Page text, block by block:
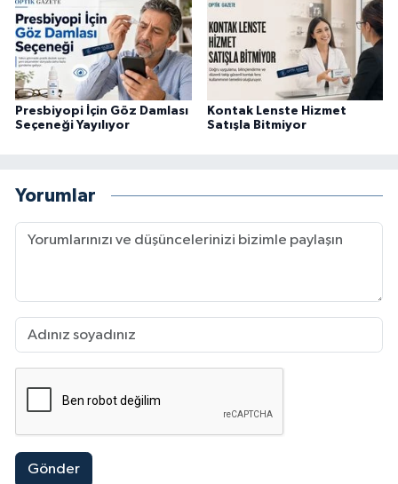
Presbiyopi İçin Göz Damlası
Seçeneği Yayılıyor
Kontak Lenste Hizmet
Satışla Bitmiyor
Yorumlar
Gönder